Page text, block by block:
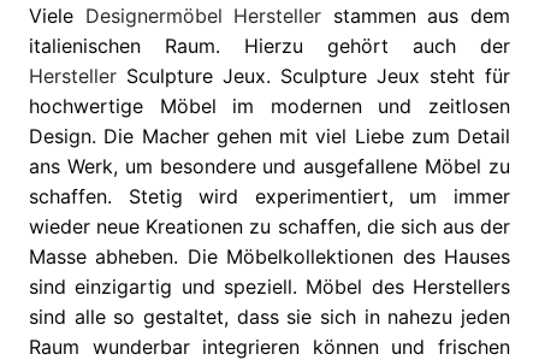
Viele Designermöbel Hersteller stammen aus dem
italienischen Raum. Hierzu gehört auch der
Hersteller Sculpture Jeux. Sculpture Jeux steht für
hochwertige Möbel im modernen und zeitlosen
Design. Die Macher gehen mit viel Liebe zum Detail
ans Werk, um besondere und ausgefallene Möbel zu
schaffen. Stetig wird experimentiert, um immer
wieder neue Kreationen zu schaffen, die sich aus der
Masse abheben. Die Möbelkollektionen des Hauses
sind einzigartig und speziell. Möbel des Herstellers
sind alle so gestaltet, dass sie sich in nahezu jeden
Raum wunderbar integrieren können und frischen